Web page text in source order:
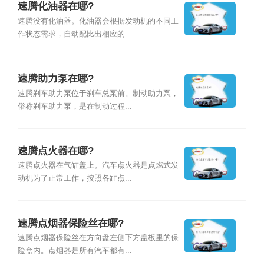
速腾化油器在哪?
速腾没有化油器。化油器会根据发动机的不同工
作状态需求，自动配比出相应的...
速腾助力泵在哪?
速腾刹车助力泵位于刹车总泵前。制动助力泵，
俗称刹车助力泵，是在制动过程...
速腾点火器在哪?
速腾点火器在气缸盖上。汽车点火器是点燃式发
动机为了正常工作，按照各缸点...
速腾点烟器保险丝在哪?
速腾点烟器保险丝在方向盘左侧下方盖板里的保
险盒内。点烟器是所有汽车都有...